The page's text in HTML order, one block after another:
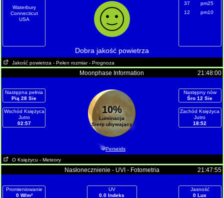
Waterbury
Connecticut
USA
37
pm25
12
pm10
Dobra jakość powietrza
Jakość powietrza - Pełen rozmiar- Prognoza
Moonphase Information 21:48:00
Następna pełnia
Pią 28 Sie
Wschód Księżyca
Jutro
02:57
10%
Luminacja
Sierp ubywający
Następny nów
Śro 12 Sie
Zachód Księżyca
Jutro
18:52
Perseids
O Księżycu - Meteory
Nasłonecznienie - UVI - Fotometria 21:47:55
Promieniowanie
0 W/m²
UV
0.0 Indeks
Jasność
0 Lux